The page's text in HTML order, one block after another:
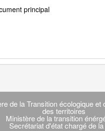
principal
de la Transition écologique et
des territoires
Ministère de la transition
Secrétariat d'état chargé de